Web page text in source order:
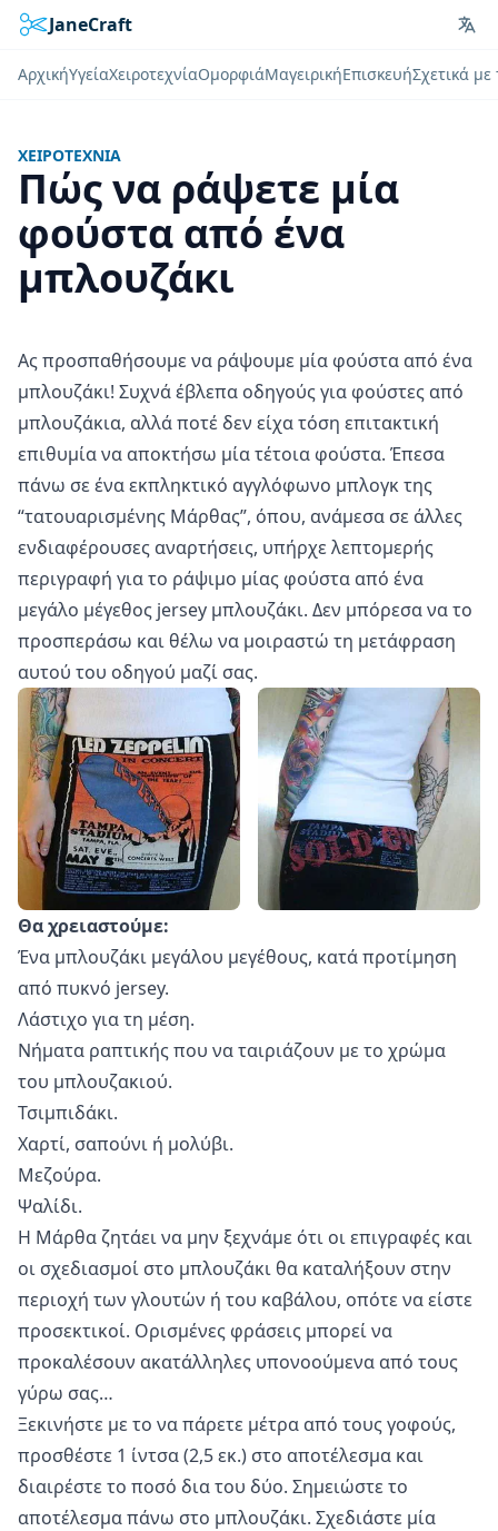
JaneCraft
ΑρχικήΥγείαΧειροτεχνίαΟμορφιάΜαγειρικήΕπισκευήΣχετικά
ΧΕΙΡΟΤΕΧΝΊΑ
Πώς να ράψετε μία
φούστα από ένα
μπλουζάκι
Ας προσπαθήσουμε να ράψουμε μία φούστα από ένα
μπλουζάκι! Συχνά έβλεπα οδηγούς για φούστες από
μπλουζάκια, αλλά ποτέ δεν είχα τόση επιτακτική
επιθυμία να αποκτήσω μία τέτοια φούστα. Έπεσα
πάνω σε ένα εκπληκτικό αγγλόφωνο μπλογκ της
“τατουαρισμένης Μάρθας”, όπου, ανάμεσα σε άλλες
ενδιαφέρουσες αναρτήσεις, υπήρχε λεπτομερής
περιγραφή για το ράψιμο μίας φούστα από ένα
μεγάλο μέγεθος jersey μπλουζάκι. Δεν μπόρεσα να το
προσπεράσω και θέλω να μοιραστώ τη μετάφραση
αυτού του οδηγού μαζί σας.
Θα χρειαστούμε:
Ένα μπλουζάκι μεγάλου μεγέθους, κατά προτίμηση
από πυκνό jersey.
Λάστιχο για τη μέση.
Νήματα ραπτικής που να ταιριάζουν με το χρώμα
του μπλουζακιού.
Τσιμπιδάκι.
Χαρτί, σαπούνι ή μολύβι.
Μεζούρα.
Ψαλίδι.
Η Μάρθα ζητάει να μην ξεχνάμε ότι οι επιγραφές και
οι σχεδιασμοί στο μπλουζάκι θα καταλήξουν στην
περιοχή των γλουτών ή του καβάλου, οπότε να είστε
προσεκτικοί. Ορισμένες φράσεις μπορεί να
προκαλέσουν ακατάλληλες υπονοούμενα από τους
γύρω σας…
Ξεκινήστε με το να πάρετε μέτρα από τους γοφούς,
προσθέστε 1 ίντσα (2,5 εκ.) στο αποτέλεσμα και
διαιρέστε το ποσό δια του δύο. Σημειώστε το
αποτέλεσμα πάνω στο μπλουζάκι. Σχεδιάστε μία